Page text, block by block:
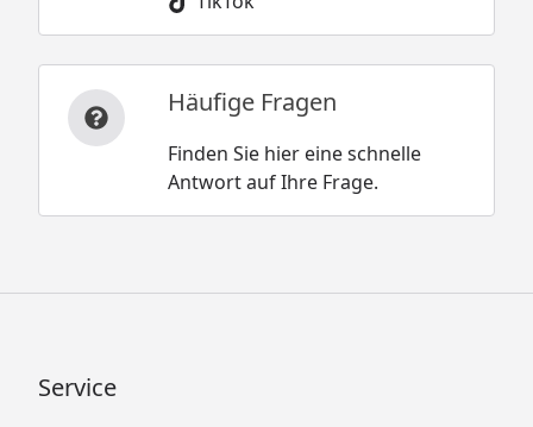
Häufige Fragen
Finden Sie hier eine schnelle
Antwort auf Ihre Frage.
Service